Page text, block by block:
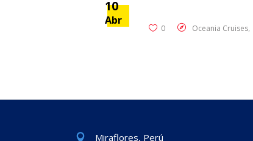
10
Abr
0 Oceania Cruises,
Miraflores, Perú